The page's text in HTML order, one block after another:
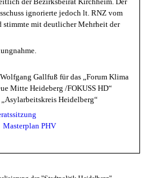
ignorierte jedoch lt. RNZ vom
stimmte mit deutlicher Mehrheit der
Gallfuß für das „Forum Klima
Mitte Heideberg /FOKUSS HD“
Heidelberg“
Masterplan PHV